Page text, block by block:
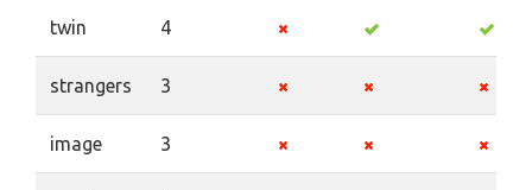
twin 4
strangers 3
image 3